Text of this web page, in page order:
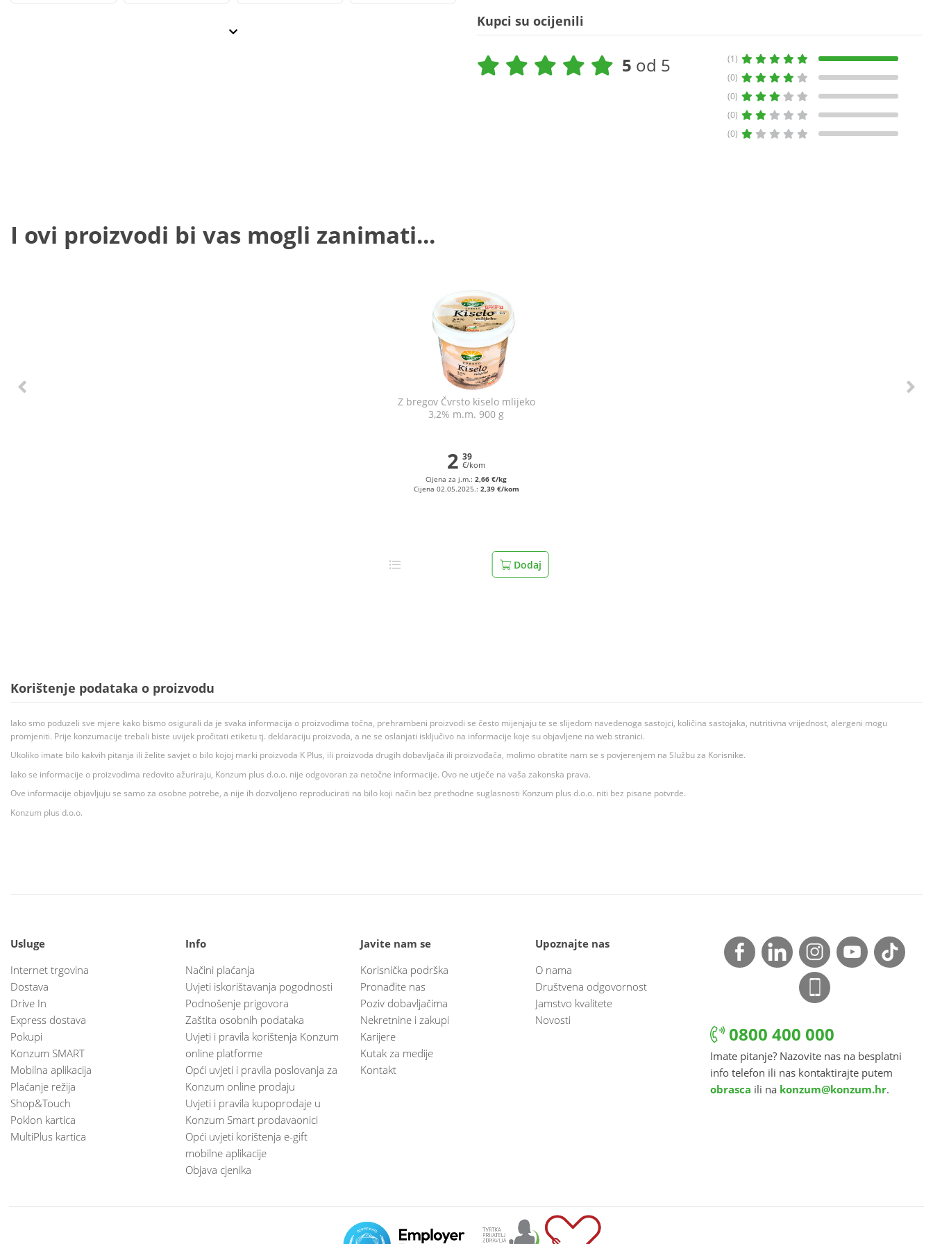
Kupci su ocijenili
5 od 5
(1)
(0)
(0)
(0)
(0)
I ovi proizvodi bi vas mogli zanimati...
Z bregov Čvrsto kiselo mlijeko
3,2% m.m. 900 g
2 39
€/kom
Cijena za j.m.:2,66 €/kg
Cijena 02.05.2025.: 2,39 €/kom
Dodaj
Korištenje podataka o proizvodu
Iako smo poduzeli sve mjere kako bismo osigurali da je svaka informacija o proizvodima točna, prehrambeni proizvodi se često mijenjaju te se slijedom navedenoga sastojci, količina sastojaka, nutritivna vrijednost, alergeni mogu
promjeniti. Prije konzumacije trebali biste uvijek pročitati etiketu tj. deklaraciju proizvoda, a ne se oslanjati isključivo na informacije koje su objavljene na web stranici.
Ukoliko imate bilo kakvih pitanja ili želite savjet o bilo kojoj marki proizvoda K Plus, ili proizvoda drugih dobavljača ili proizvođača, molimo obratite nam se s povjerenjem na Službu za Korisnike.
Iako se informacije o proizvodima redovito ažuriraju, Konzum plus d.o.o. nije odgovoran za netočne informacije. Ovo ne utječe na vaša zakonska prava.
Ove informacije objavljuju se samo za osobne potrebe, a nije ih dozvoljeno reproducirati na bilo koji način bez prethodne suglasnosti Konzum plus d.o.o. niti bez pisane potvrde.
Konzum plus d.o.o.
Usluge
Internet trgovina
Dostava
Drive In
Express dostava
Pokupi
Konzum SMART
Mobilna aplikacija
Plaćanje režija
Shop&Touch
Poklon kartica
MultiPlus kartica
Info
Načini plaćanja
Uvjeti iskorištavanja pogodnosti
Podnošenje prigovora
Zaštita osobnih podataka
Uvjeti i pravila korištenja Konzum
online platforme
Opći uvjeti i pravila poslovanja za
Konzum online prodaju
Uvjeti i pravila kupoprodaje u
Konzum Smart prodavaonici
Opći uvjeti korištenja e-gift
mobilne aplikacije
Objava cjenika
Javite nam se
Korisnička podrška
Pronađite nas
Poziv dobavljačima
Nekretnine i zakupi
Karijere
Kutak za medije
Kontakt
Upoznajte nas
O nama
Društvena odgovornost
Jamstvo kvalitete
Novosti
0800 400 000
Imate pitanje? Nazovite nas na besplatni
info telefon ili nas kontaktirajte putem
obrasca ili na konzum@konzum.hr.